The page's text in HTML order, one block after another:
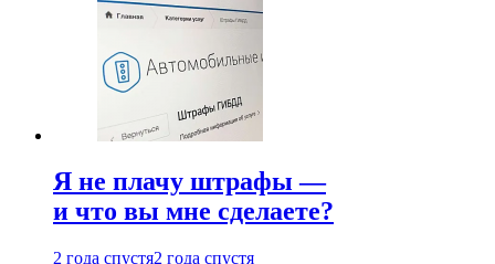
Я не плачу штрафы —
и что вы мне сделаете?
2 года спустя2 года спустя